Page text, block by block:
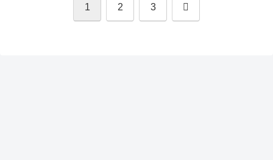
1 2 3 次